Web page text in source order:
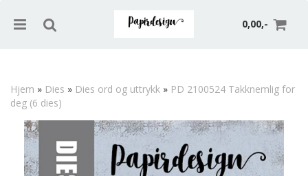
0,00,-
Hjem » Dies » Dies ord og uttrykk » PD 2100524 Takknemlig for
deg (6 dies)
Trykk ENTER for å søke